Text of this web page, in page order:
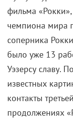
ветром» не
веком»
мелодрама
история
когда гибнет
из фамилии, то
история
«Возвышающий